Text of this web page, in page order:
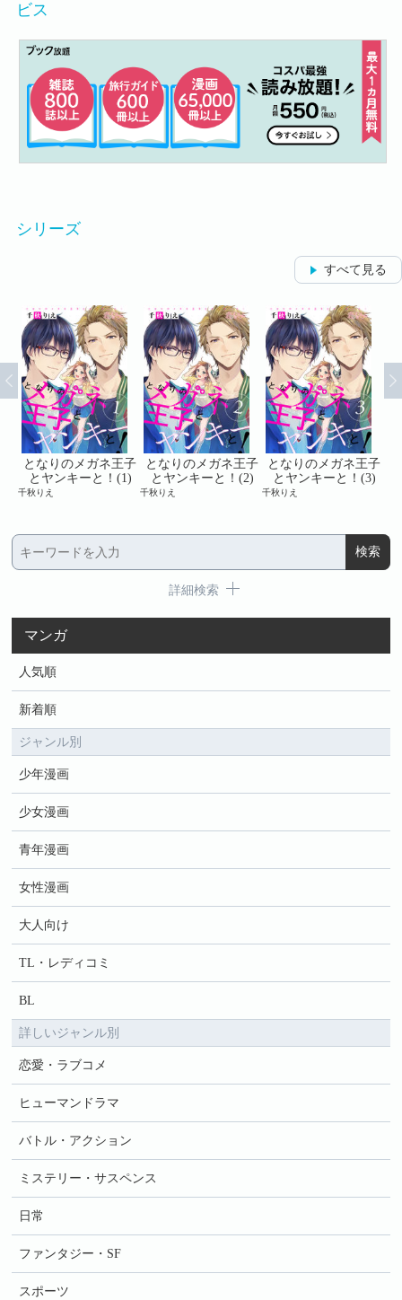
ビス
シリーズ
すべて見る
となりのメガネ王子
とヤンキーと！(1)
千秋りえ
となりのメガネ王子
とヤンキーと！(2)
千秋りえ
となりのメガネ王子
とヤンキーと！(3)
千秋りえ
詳細検索
マンガ
人気順
新着順
ジャンル別
少年漫画
少女漫画
青年漫画
女性漫画
大人向け
TL・レディコミ
BL
詳しいジャンル別
恋愛・ラブコメ
ヒューマンドラマ
バトル・アクション
ミステリー・サスペンス
日常
ファンタジー・SF
スポーツ